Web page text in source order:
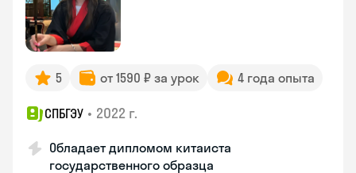
5 от 1590 ₽ за урок 4 года опыта
СПБГЭУ • 2022 г.
Обладает дипломом китаиста
государственного образца